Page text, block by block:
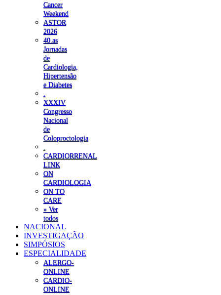
Cancer
Weekend
ASTOR
2026
40.as
Jornadas
de
Cardiologia,
Hipertensão
e Diabetes
XXXIV
Congresso
Nacional
de
Coloproctologia
CARDIORRENAL
LINK
ON
CARDIOLOGIA
ON TO
CARE
» Ver
todos
NACIONAL
INVESTIGAÇÃO
SIMPÓSIOS
ESPECIALIDADE
ALERGO-
ONLINE
CARDIO-
ONLINE